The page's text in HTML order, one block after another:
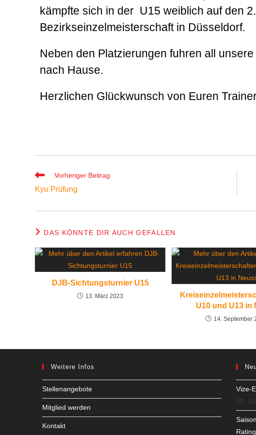
kämpfte sich in der U15 weiblich auf den
Bezirkseinzelmeisterschaft in Düsseldorf.
Neben den Platzierungen fuhren all
nach Hause.
Herzlichen Glückwunsch von Euren
Vorheriger Beitrag
Kyu Prüfung
DAS KÖNNTE DIR AUCH GEFALLEN
DJB-Sichtungsturnier U15
13. März 2023
U10 und U13 in
14. September
Weitere Infos
Stellenangebote
Mitglied werden
Kontakt
Vize-
28.